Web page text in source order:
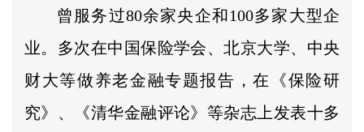
曾服务过80余家央企和100多家大型企
业。多次在中国保险学会、北京大学、中央
财大等做养老金融专题报告，在《保险研
究》、《清华金融评论》等杂志上发表十多